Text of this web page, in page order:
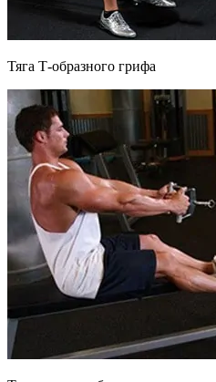
Тяга Т-образного грифа